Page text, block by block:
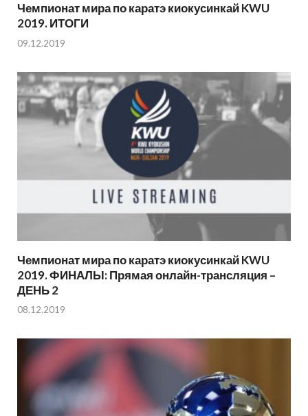
Чемпионат мира по каратэ киокусинкай KWU
2019. ИТОГИ
09.12.2019
Чемпионат мира по каратэ киокусинкай KWU
2019. ФИНАЛЫ: Прямая онлайн-трансляция –
ДЕНЬ 2
08.12.2019